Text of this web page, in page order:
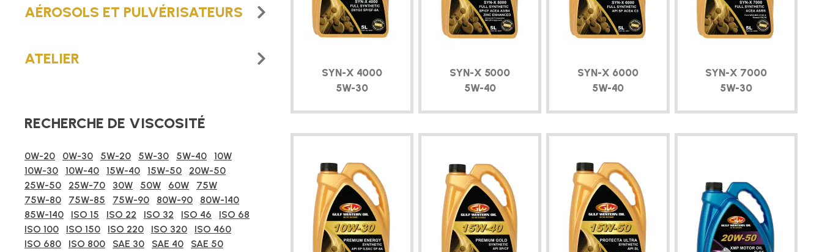
AÉROSOLS ET PULVÉRISATEURS
ATELIER
RECHERCHE DE VISCOSITÉ
0W-20 0W-30 5W-20 5W-30 5W-40
10W
10W-30
10W-40 15W-40 15W-50
20W-50
25W-50
25W-70 30W 50W 60W
75W
75W-80
75W-85 75W-90 80W-90
80W-140
85W-140
ISO 15 ISO 22 ISO 32 ISO 46
ISO 68
ISO 100
ISO 150 ISO 220 ISO 320
ISO 460
ISO 680
ISO 800 SAE 30 SAE 40
SAE 50
SYN-X 4000
5W-30
SYN-X 5000
5W-40
SYN-X 6000
5W-40
SYN-X 7000
5W-30